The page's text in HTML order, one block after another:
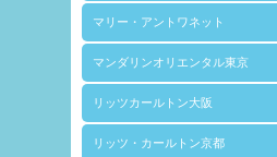
マリー・アントワネット
マンダリンオリエンタル東京
リッツカールトン大阪
リッツ・カールトン京都